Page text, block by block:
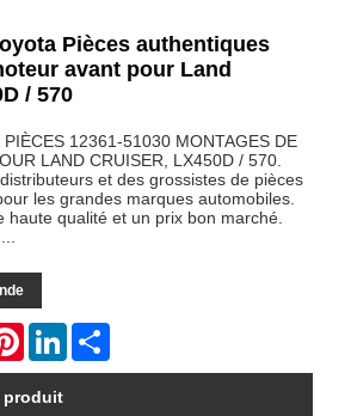
Pièces authentiques
avant pour Land
/ 570
PIÈCES 12361-51030 MONTAGES DE
LAND CRUISER, LX450D / 570.
et des grossistes de pièces
les grandes marques automobiles.
haute qualité et un prix bon marché.
PinterestLinkedIn
produit